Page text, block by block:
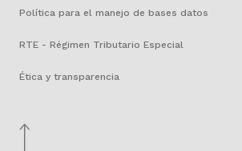
Política para el manejo de bases datos
RTE - Régimen Tributario Especial
Ética y transparencia